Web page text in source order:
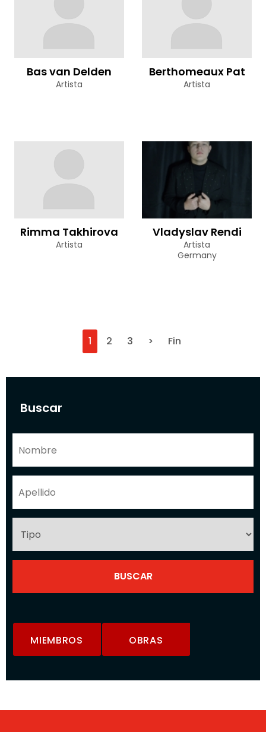
Buscar
MIEMBROS OBRAS
Bas van Delden
Artista
Berthomeaux Pat
Artista
Rimma Takhirova
Artista
Vladyslav Rendi
Artista
Germany
1 2 3 > Fin